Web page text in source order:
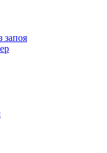
запоя